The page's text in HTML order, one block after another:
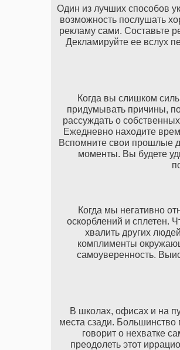
Один из лучших способов
возможность послушать
рекламу сами. Составьте
Декламируйте ее вслух
Когда вы слишком
придумывать причины,
рассуждать о
Ежедневно находите
Вспомните свои прошлые
моменты. Вы будете
Когда мы негативно
оскорблений и сплетен.
хвалить других
комплименты
самоуверенность.
В школах, офисах и на
места сзади. Большинство
говорит о нехватке
преодолеть этот